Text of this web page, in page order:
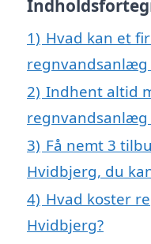
1) Hvad kan et
2) Indhent altid
regnvandsanlæg
3) Få nemt 3
Hvidbjerg, du
4) Hvad koster
Hvidbjerg?